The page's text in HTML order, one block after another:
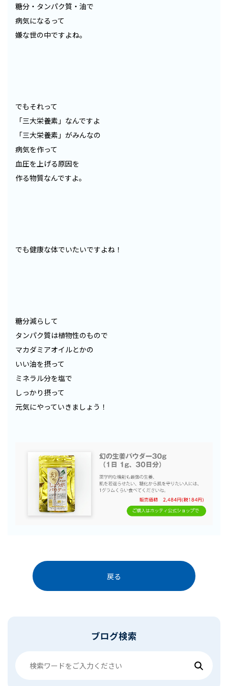
糖分・タンパク質・油で
病気になるって
嫌な世の中ですよね。
でもそれって
「三大栄養素」なんですよ
「三大栄養素」がみんなの
病気を作って
血圧を上げる原因を
作る物質なんですよ。
でも健康な体でいたいですよね！
糖分減らして
タンパク質は植物性のもので
マカダミアオイルとかの
いい油を摂って
ミネラル分を塩で
しっかり摂って
元気にやっていきましょう！
戻る
ブログ検索